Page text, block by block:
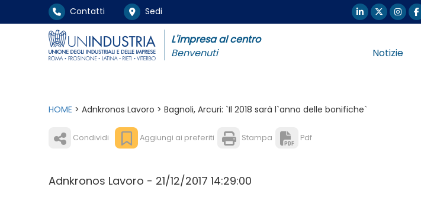
Contatti Sedi
L'impresa al centro
Benvenuti
Notizie
HOME > Adnkronos Lavoro > Bagnoli, Arcuri: `Il 2018 sarà l`anno delle bonifiche`
Condividi Aggiungi ai preferiti Stampa Pdf
Adnkronos Lavoro - 21/12/2017 14:29:00